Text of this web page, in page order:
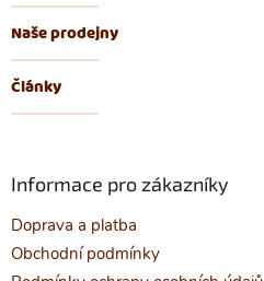
Naše prodejny
Články
Informace pro zákazníky
Doprava a platba
Obchodní podmínky